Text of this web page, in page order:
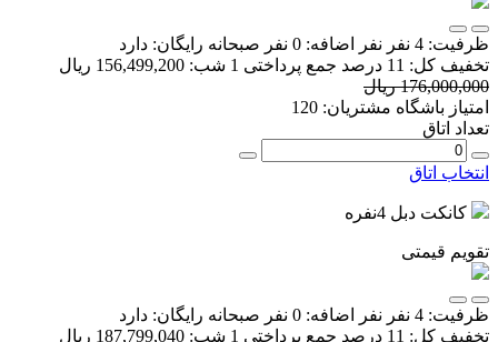
ظرفیت: 4 نفر نفر اضافه: 0 نفر صبحانه رایگان: دارد
تخفیف کل: 11 درصد جمع پرداختی 1 شب:
156,499,200 ریال
176,000,000 ریال
امتیاز باشگاه مشتریان: 120
تعداد اتاق
انتخاب اتاق
کانکت دبل 4نفره
تقویم قیمتی
ظرفیت: 4 نفر نفر اضافه: 0 نفر صبحانه رایگان: دارد
تخفیف کل: 11 درصد جمع پرداختی 1 شب:
187,799,040 ریال